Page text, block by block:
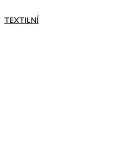
TEXTILNÍ